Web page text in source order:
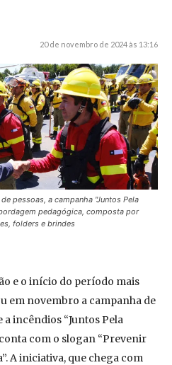
20 de novembro de 2024 às 13:16
pessoas, a campanha "Juntos Pela
pedagógica, composta por
folders e brindes
e o início do período mais
em novembro a campanha de
incêndios “Juntos Pela
com o slogan “Prevenir
A iniciativa, que chega com